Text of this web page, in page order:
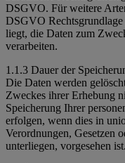
DSGVO. Für weitere
DSGVO Rechtsgrundlage
liegt, die Daten zum
verarbeiten.
1.1.3 Dauer der
Die Daten werden
Zweckes ihrer Erhebung
Speicherung Ihrer
erfolgen, wenn dies in
Verordnungen, Gesetzen
unterliegen, vorgesehen ist.